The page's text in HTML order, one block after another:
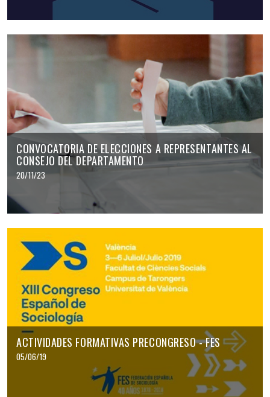
CONVOCATORIA DE ELECCIONES A REPRESENTANTES AL
CONSEJO DEL DEPARTAMENTO
20/11/23
ACTIVIDADES FORMATIVAS PRECONGRESO - FES
05/06/19